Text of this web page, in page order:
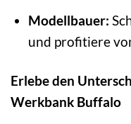
Modellbauer:
und profitiere
Erlebe den
Werkbank Buffalo